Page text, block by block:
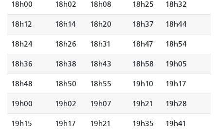
18h00 18h02 18h08 18h25 18h32
18h12 18h14 18h20 18h37 18h44
18h24 18h26 18h31 18h47 18h54
18h36 18h38 18h43 18h58 19h05
18h48 18h50 18h55 19h10 19h17
19h00 19h02 19h07 19h21 19h28
19h15 19h17 19h21 19h35 19h41